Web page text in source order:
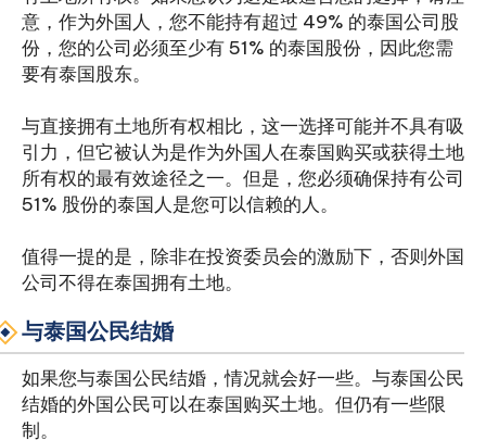
意，作为外国人，您不能持有超过 49% 的泰国公司股
份，您的公司必须至少有 51% 的泰国股份，因此您需
要有泰国股东。
与直接拥有土地所有权相比，这一选择可能并不具有吸
引力，但它被认为是作为外国人在泰国购买或获得土地
所有权的最有效途径之一。但是，您必须确保持有公司
51% 股份的泰国人是您可以信赖的人。
值得一提的是，除非在投资委员会的激励下，否则外国
公司不得在泰国拥有土地。
与泰国公民结婚
如果您与泰国公民结婚，情况就会好一些。与泰国公民
结婚的外国公民可以在泰国购买土地。但仍有一些限
制。